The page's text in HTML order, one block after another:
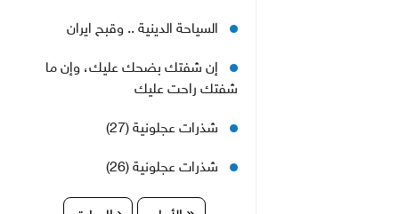
السياحة الدينية .. وقبح ايران
إن شفتك بضحك عليك، وإن ما
شفتك راحت عليك
شذرات عجلونية (27)
شذرات عجلونية (26)